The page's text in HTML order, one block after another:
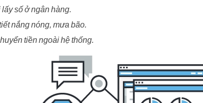
số ở ngân hàng.
nắng nóng, mưa bão.
tiền ngoài hệ thống.